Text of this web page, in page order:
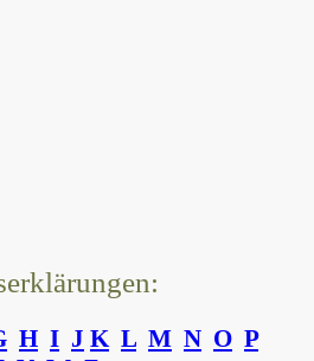
H I J K L M N O P